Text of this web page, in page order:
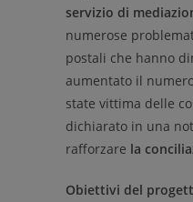
servizio di
numerose
postali che hanno
aumentato il
state vittima delle
dichiarato in una
rafforzare la
Obiettivi del